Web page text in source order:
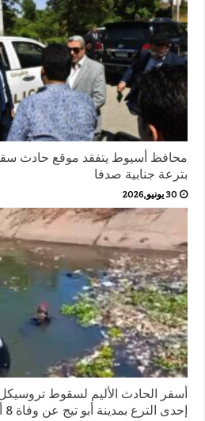
محافظ أسيوط يتفقد موقع حادث
بترعة جنابية صدفا
30 يونيو,2026
أسفر الحادث الأليم لسقوط
إحدى الترع بمدينة أبو تيج عن وفاة 8 أشخاص حتى الآن.